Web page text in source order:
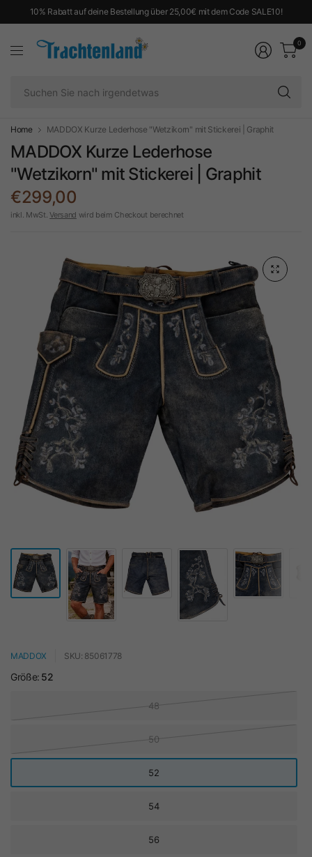
10% Rabatt auf deine Bestellung über 25,00€ mit dem Code SALE10!
0
Home MADDOX Kurze Lederhose "Wetzikorn" mit Stickerei | Graphit
MADDOX Kurze Lederhose
"Wetzikorn" mit Stickerei | Graphit
€299,00
inkl. MwSt.Versand wird beim Checkout berechnet
MADDOX SKU: 85061778
Größe: 52
48
50
52
54
56